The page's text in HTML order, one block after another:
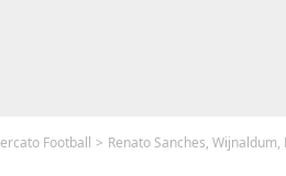
Football Renato Sanches,